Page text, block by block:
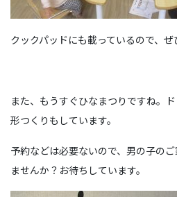
クックパッドにも載っているので、ぜ
また、もうすぐひなまつりですね。
形つくりもしています。
予約などは必要ないので、男の子の
ませんか？お待ちしています。